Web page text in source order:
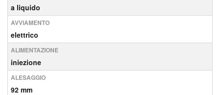
a liquido
AVVIAMENTO
elettrico
ALIMENTAZIONE
iniezione
ALESAGGIO
92 mm